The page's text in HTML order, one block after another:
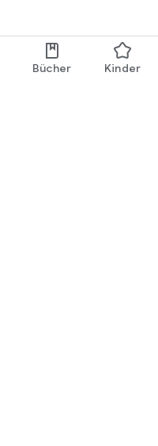
Bücher Kinder